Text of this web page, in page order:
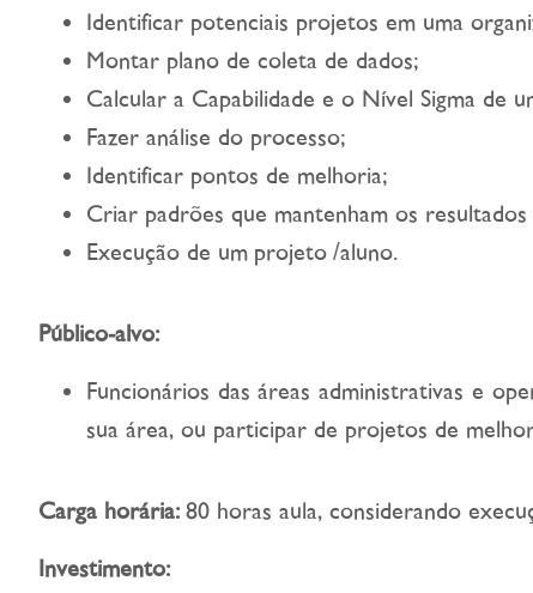
Identificar potenciais projetos em uma
Montar plano de coleta de dados;
Calcular a Capabilidade e o Nível Sigma de
Fazer análise do processo;
Identificar pontos de melhoria;
Criar padrões que mantenham os
Execução de um projeto /aluno.
Público-alvo:
Funcionários das áreas administrativas e
sua área, ou participar de projetos de
Carga horária:80 horas aula, considerando
Investimento: